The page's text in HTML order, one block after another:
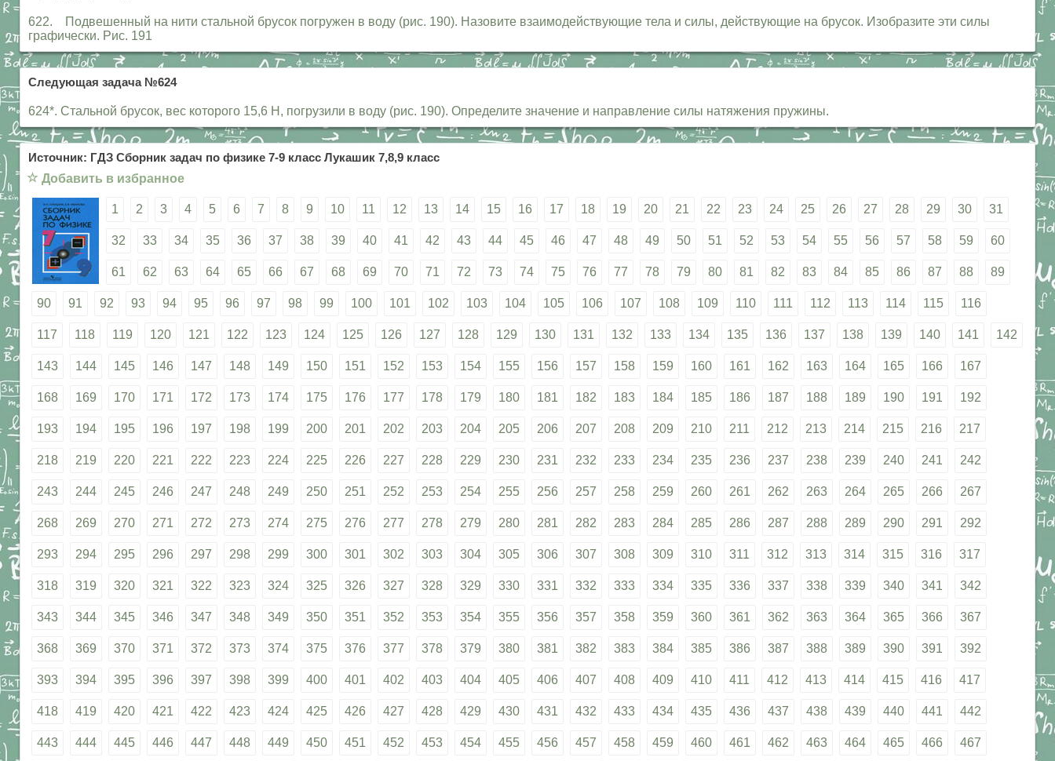
622. Подвешенный на нити стальной брусок погружен в воду (рис. 190). Назовите взаимодействующие тела и силы, действующие на брусок. Изобразите эти силы
графически. Рис. 191
Следующая задача №624
624*. Стальной брусок, вес которого 15,6 Н, погрузили в воду (рис. 190). Определите значение и направление силы натяжения пружины.
Источник: ГДЗ Сборник задач по физике 7-9 класс Лукашик 7,8,9 класс
☆ Добавить в избранное
1 2 3 4 5 6 7 8 9 10 11 12 13 14 15 16 17 18 19 20 21 22 23 24 25 26 27 28 29 30 31
32 33 34 35 36 37 38 39 40 41 42 43 44 45 46 47 48 49 50 51 52 53 54 55 56 57 58 59 60
61 62 63 64 65 66 67 68 69 70 71 72 73 74 75 76 77 78 79 80 81 82 83 84 85 86 87 88 89
90 91 92 93 94 95 96 97 98 99 100 101 102 103 104 105 106 107 108 109 110 111 112 113 114 115 116
117 118 119 120 121 122 123 124 125 126 127 128 129 130 131 132 133 134 135 136 137 138 139 140 141 142
143 144 145 146 147 148 149 150 151 152 153 154 155 156 157 158 159 160 161 162 163 164 165 166 167
168 169 170 171 172 173 174 175 176 177 178 179 180 181 182 183 184 185 186 187 188 189 190 191 192
193 194 195 196 197 198 199 200 201 202 203 204 205 206 207 208 209 210 211 212 213 214 215 216 217
218 219 220 221 222 223 224 225 226 227 228 229 230 231 232 233 234 235 236 237 238 239 240 241 242
243 244 245 246 247 248 249 250 251 252 253 254 255 256 257 258 259 260 261 262 263 264 265 266 267
268 269 270 271 272 273 274 275 276 277 278 279 280 281 282 283 284 285 286 287 288 289 290 291 292
293 294 295 296 297 298 299 300 301 302 303 304 305 306 307 308 309 310 311 312 313 314 315 316 317
318 319 320 321 322 323 324 325 326 327 328 329 330 331 332 333 334 335 336 337 338 339 340 341 342
343 344 345 346 347 348 349 350 351 352 353 354 355 356 357 358 359 360 361 362 363 364 365 366 367
368 369 370 371 372 373 374 375 376 377 378 379 380 381 382 383 384 385 386 387 388 389 390 391 392
393 394 395 396 397 398 399 400 401 402 403 404 405 406 407 408 409 410 411 412 413 414 415 416 417
418 419 420 421 422 423 424 425 426 427 428 429 430 431 432 433 434 435 436 437 438 439 440 441 442
443 444 445 446 447 448 449 450 451 452 453 454 455 456 457 458 459 460 461 462 463 464 465 466 467